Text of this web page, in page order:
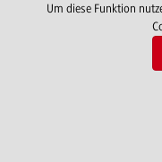
Um diese Funktion